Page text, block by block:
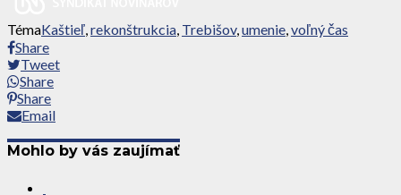
TémaKaštieľ,rekonštrukcia, Trebišov,umenie,voľný čas
Share
Tweet
Share
Share
Email
Mohlo by vás zaujímať